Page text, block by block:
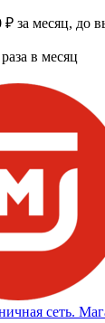
₽ за месяц, до
в месяц
сеть.